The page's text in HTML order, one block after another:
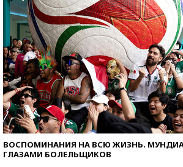
ВОСПОМИНАНИЯ НА ВСЮ ЖИЗНЬ.
ГЛАЗАМИ БОЛЕЛЬЩИКОВ